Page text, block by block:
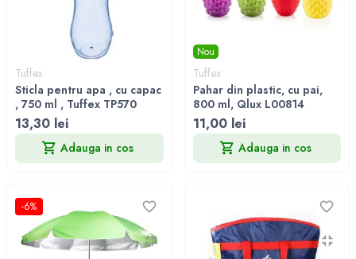
Tuffex
Sticla pentru apa , cu capac
, 750 ml , Tuffex TP570
13,30 lei
Adauga in cos
Nou
Tuffex
Pahar din plastic, cu pai,
800 ml, Qlux L00814
11,00 lei
Adauga in cos
-6%